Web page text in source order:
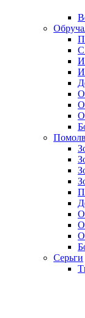
С
Серьги